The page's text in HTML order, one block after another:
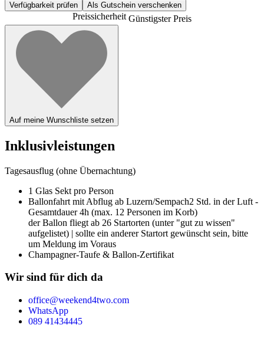
Verfügbarkeit prüfen Als Gutschein verschenken
PreissicherheitGünstigster Preis
Auf meine Wunschliste setzen
Inklusivleistungen
Tagesausflug (ohne Übernachtung)
1 Glas Sekt pro Person
Ballonfahrt mit Abflug ab Luzern/Sempach2 Std. in der Luft -
Gesamtdauer 4h (max. 12 Personen im Korb)
der Ballon fliegt ab 26 Startorten (unter "gut zu wissen"
aufgelistet) | sollte ein anderer Startort gewünscht sein, bitte
um Meldung im Voraus
Champagner-Taufe & Ballon-Zertifikat
Wir sind für dich da
office@weekend4two.com
WhatsApp
089 41434445